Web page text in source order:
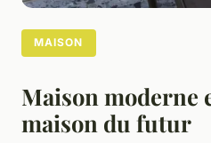
MAISON
Maison moderne
maison du futur